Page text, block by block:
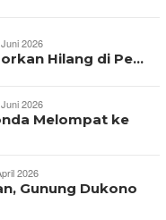
2026
Hilang di Pe…
2026
Melompat ke
2026
Gunung Dukono